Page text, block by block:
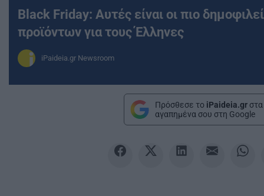
Black Friday: Αυτές είναι οι πιο
προϊόντων για τους Έλληνες
iPaideia.gr Newsroom
Πρόσθεσε το iPaideia.gr στα
αγαπημένα σου στη Google